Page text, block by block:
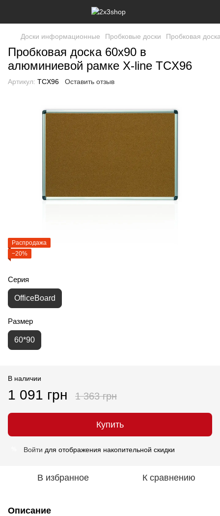
Доски информационные Пробковые доски Пробковая
Пробковая доска 60x90 в
алюминиевой рамке X-line TCX96
Артикул: TCX96 Оставить отзыв
Распродажа
−20%
Серия
OfficeBoard
Размер
60*90
В наличии
1 091 грн 1 363 грн
Купить
Войти для отображения накопительной скидки
В избранное К сравнению
Описание